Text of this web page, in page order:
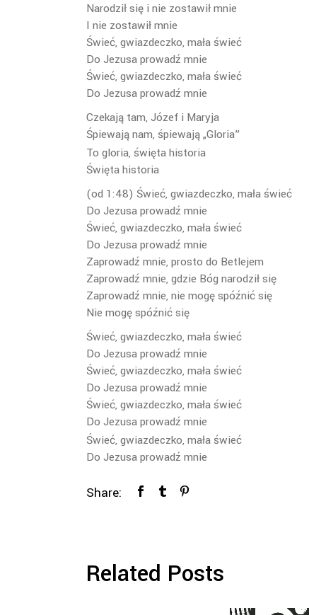
Narodził się i nie zostawił mnie
I nie zostawił mnie
Świeć, gwiazdeczko, mała świeć
Do Jezusa prowadź mnie
Świeć, gwiazdeczko, mała świeć
Do Jezusa prowadź mnie
Czekają tam, Józef i Maryja
Śpiewają nam, śpiewają „Gloria”
To gloria, święta historia
Święta historia
(od 1:48) Świeć, gwiazdeczko, mała świeć
Do Jezusa prowadź mnie
Świeć, gwiazdeczko, mała świeć
Do Jezusa prowadź mnie
Zaprowadź mnie, prosto do Betlejem
Zaprowadź mnie, gdzie Bóg narodził się
Zaprowadź mnie, nie mogę spóźnić się
Nie mogę spóźnić się
Świeć, gwiazdeczko, mała świeć
Do Jezusa prowadź mnie
Świeć, gwiazdeczko, mała świeć
Do Jezusa prowadź mnie
Świeć, gwiazdeczko, mała świeć
Do Jezusa prowadź mnie
Świeć, gwiazdeczko, mała świeć
Do Jezusa prowadź mnie
Share:
Related Posts